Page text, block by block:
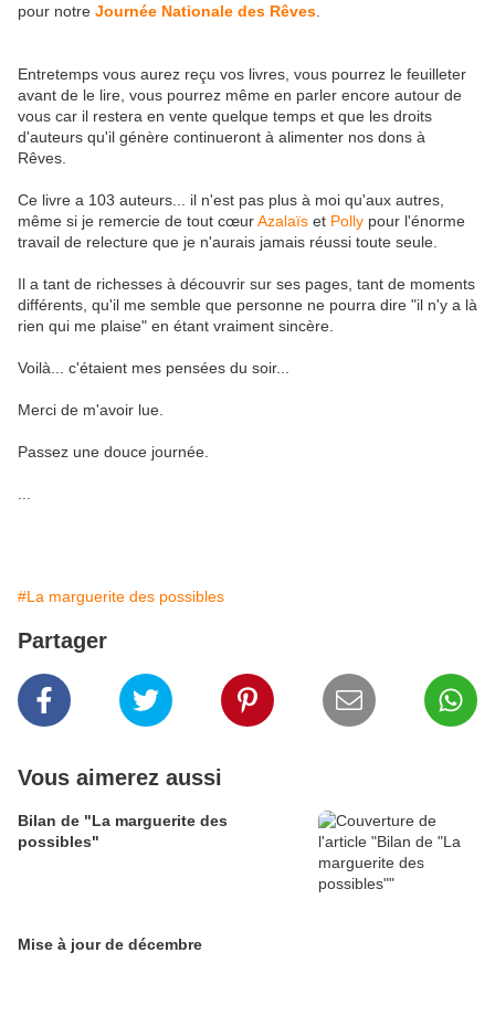
pour notre Journée Nationale des Rêves
Entretemps vous aurez reçu vos livres, vous pourrez le feuilleter
avant de le lire, vous pourrez même en parler encore autour de
vous car il restera en vente quelque temps et que les droits
d'auteurs qu'il génère continueront à alimenter nos dons à
Rêves.
Ce livre a 103 auteurs... il n'est pas plus à moi qu'aux autres,
même si je remercie de tout cœurAzalaïs et Polly pour l'énorme
travail de relecture que je n'aurais jamais réussi toute seule.
Il a tant de richesses à découvrir sur ses pages, tant de moments
différents, qu'il me semble que personne ne pourra dire "il n'y a là
rien qui me plaise" en étant vraiment sincère.
Voilà... c'étaient mes pensées du soir...
Merci de m'avoir lue.
Passez une douce journée.
#La marguerite des possibles
Partager
Vous aimerez aussi
Bilan de "La marguerite des
possibles"
Mise à jour de décembre